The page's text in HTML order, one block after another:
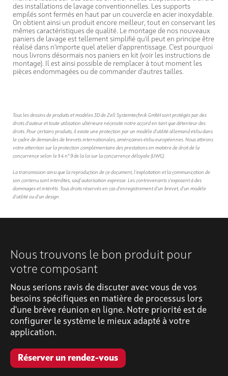
des installations de lavage conventionnelles. Les supports
empilés sont fermés en haut par un couvercle en acier inoxydable.
On obtient ainsi un produit encore meilleur, tout en conservant les
mêmes caractéristiques de qualité. Le montage de nos nouveaux
paniers de lavage est tellement simplifié qu'il peut en principe être
réalisé dans n'importe quel atelier d'apprentissage. C'est pourquoi
nous livrons désormais nos paniers en kit (voir les instructions de
montage). Il est ainsi possible de remplacer à tout moment les
pièces endommagées ou de commander d'autres tailles.
Tous les dessins de produits et modèles 3D de Zell Systemtechnik GmbH sont protégés par des
droits d'auteur et toute utilisation ultérieure nécessite notre accord en tant que détenteur des
droits. Pour certains produits, il existe une protection par un modèle d'utilité allemand et/ou dans
le cadre de demandes de brevets internationales, américaines et/ou européennes. Nous attirons
votre attention sur la protection complémentaire des prestations en matière de droit de la
concurrence selon le § 4 n° 9 de la loi sur la concurrence déloyale (UWG).
La transmission ainsi que la reproduction de ce document, l'exploitation et la communication de
son contenu sont interdites, sauf autorisation expresse. Les contrevenants s'exposent à des
dommages et intérêts. Tous droits réservés en cas d'enregistrement d'un brevet, d'un modèle
d'utilité ou d'un design.
Nous trouvons le bon produit pour
votre composant
Nous serions ravis de discuter avec vous de vos
besoins spécifiques en matière de processus lors
d'une brève réunion en ligne. Notre priorité est de
configurer le système le mieux adapté à votre
application.
Réserver un rendez-vous